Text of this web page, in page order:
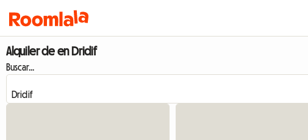
Alquiler de en Dridif
Buscar...